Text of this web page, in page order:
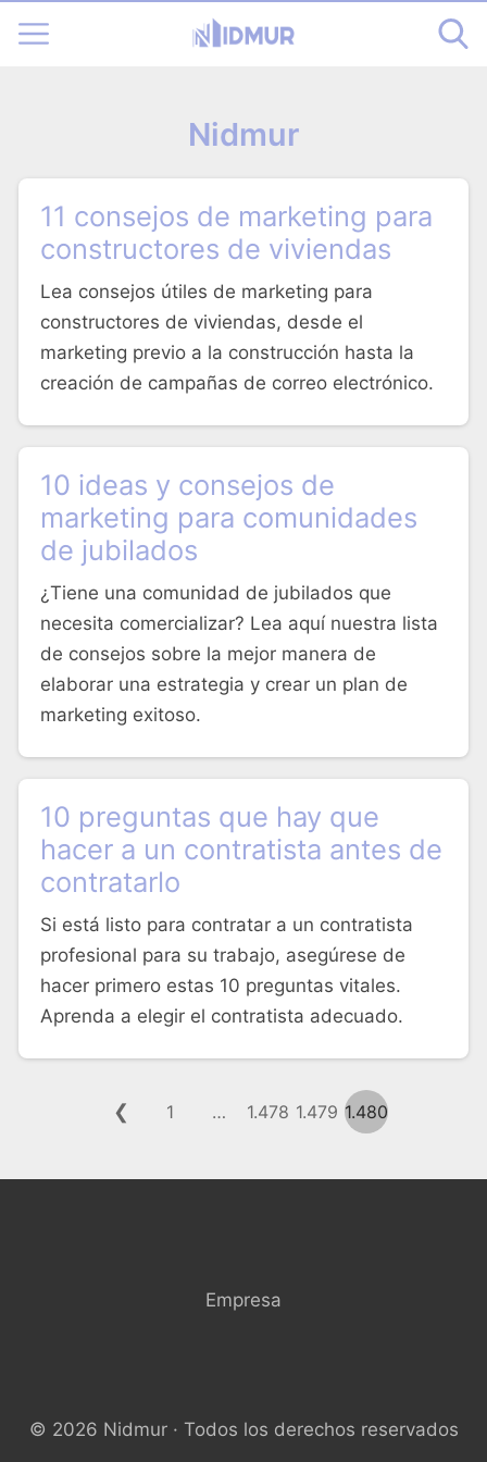
Nidmur
11 consejos de marketing para
constructores de viviendas
Lea consejos útiles de marketing para
constructores de viviendas, desde el
marketing previo a la construcción hasta la
creación de campañas de correo electrónico.
10 ideas y consejos de
marketing para comunidades
de jubilados
¿Tiene una comunidad de jubilados que
necesita comercializar? Lea aquí nuestra lista
de consejos sobre la mejor manera de
elaborar una estrategia y crear un plan de
marketing exitoso.
10 preguntas que hay que
hacer a un contratista antes de
contratarlo
Si está listo para contratar a un contratista
profesional para su trabajo, asegúrese de
hacer primero estas 10 preguntas vitales.
Aprenda a elegir el contratista adecuado.
❮ 1 … 1.478 1.479 1.480
Empresa
© 2026 Nidmur · Todos los derechos reservados